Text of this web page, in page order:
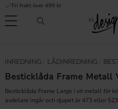
Meny
Fri frakt över 499 kr
INREDNING LÅDINREDNING
Besticklåda Frame Metall
Besticklåda Frame Large i vit metall för
avdelare ingår och djupet är 473 eller
Vanliga frågor
Inspiration & Tips